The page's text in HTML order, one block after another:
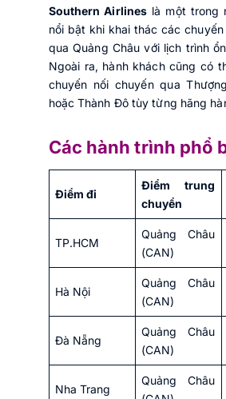
Southern Airlines là một trong
nổi bật khi khai thác các
qua Quảng Châu với lịch trình
Ngoài ra, hành khách cũng có
chuyến nối chuyến qua
hoặc Thành Đô tùy từng hãng
Các hành trình phổ
Điểm đi
Điểm trung
chuyển
TP.HCM
Quảng Châu
(CAN)
Hà Nội
Quảng Châu
(CAN)
Đà Nẵng
Quảng Châu
(CAN)
Nha Trang
Quảng Châu